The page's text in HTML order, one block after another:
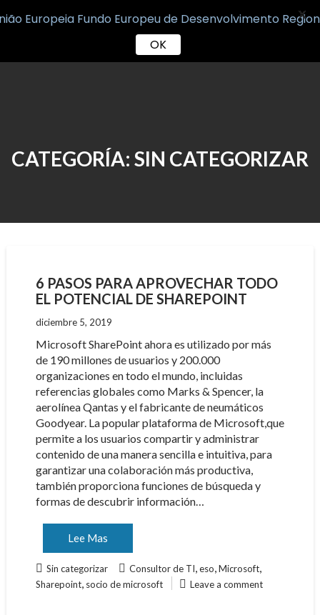
CATEGORÍA: SIN CATEGORIZAR
6 PASOS PARA APROVECHAR TODO
EL POTENCIAL DE SHAREPOINT
diciembre 5, 2019
Microsoft SharePoint ahora es utilizado por más
de 190 millones de usuarios y 200.000
organizaciones en todo el mundo, incluidas
referencias globales como Marks & Spencer, la
aerolínea Qantas y el fabricante de neumáticos
Goodyear. La popular plataforma de Microsoft,que
permite a los usuarios compartir y administrar
contenido de una manera sencilla e intuitiva, para
garantizar una colaboración más productiva,
también proporciona funciones de búsqueda y
formas de descubrir información…
Lee Mas
Sin categorizar Consultor de TI eso Microsoft,
Sharepoint, socio de microsoft Leave a comment
OK
X